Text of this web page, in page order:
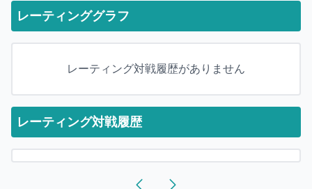
レーティンググラフ
レーティング対戦履歴がありません
レーティング対戦履歴